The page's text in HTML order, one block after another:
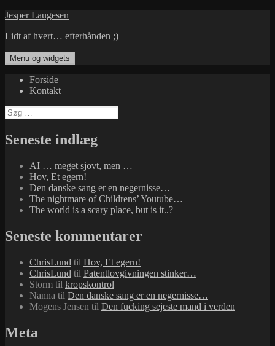
Hop
indhold
Jesper Laugesen
Lidt af hvert… efterhånden ;)
Menu og widgets
Forside
Kontakt
Søg
efter:
Seneste indlæg
AI … meget sjovt, men …
Hov, Et egern!
Den danske sang er en negernisse…
The nightmare of Childrens’ Youtube…
The world is a scary place, but is it..?
Seneste kommentarer
ChrisLund til Hov, Et egern!
ChrisLund til Patentlovgivningen stinker…
Storm til kropskontrol
Nanna til Den danske sang er en negernisse…
Mogens Jensen til Den fucking sejeste mand i verden
Meta